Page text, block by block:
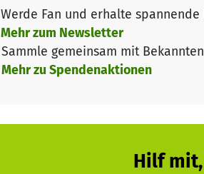
Werde Fan und erhalte
Mehr zum Newsletter
Sammle gemeinsam mit
Mehr zu Spendenaktionen
Hilf